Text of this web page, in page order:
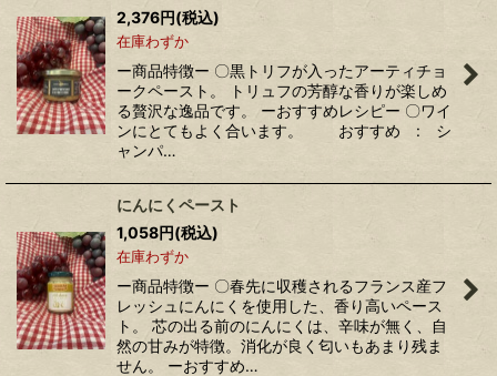
2,376円(税込)
在庫わずか
ー商品特徴ー 〇黒トリフが入ったアーティチョ
ークペースト。 トリュフの芳醇な香りが楽しめ
る贅沢な逸品です。 ーおすすめレシピー 〇ワイ
ンにとてもよく合います。 おすすめ : シ
ャンパ…
にんにくペースト
1,058円(税込)
在庫わずか
ー商品特徴ー 〇春先に収穫されるフランス産フ
レッシュにんにくを使用した、香り高いペース
ト。 芯の出る前のにんにくは、辛味が無く、自
然の甘みが特徴。消化が良く匂いもあまり残ま
せん。 ーおすすめ…